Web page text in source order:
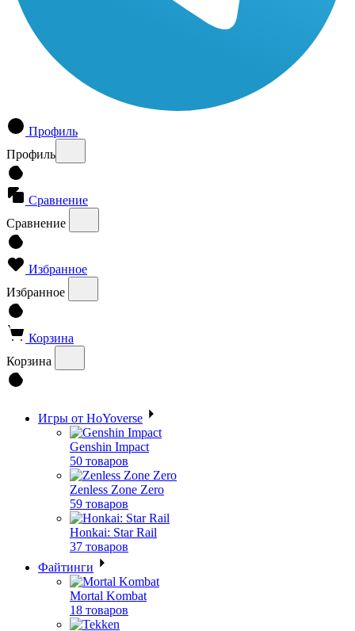
Профиль
Профиль
Сравнение
Сравнение
Избранное
Избранное
Корзина
Корзина
Игры от HoYoverse
Genshin Impact
50 товаров
Zenless Zone Zero
59 товаров
Honkai: Star Rail
37 товаров
Файтинги
Mortal Kombat
18 товаров